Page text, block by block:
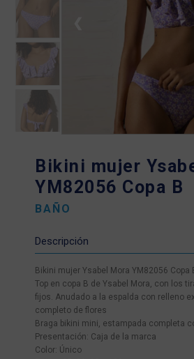
Bikini mujer
YM82056 Copa B
BAÑO
Descripción
Bikini mujer Ysabel Mora YM82056 Copa
Top en copa B de Ysabel Mora, con los
fijos. Anudado a la espalda con relleno
completo de flores
Braga bikini mini, estampada completa
Presentación: Caja de la marca
Color: Único